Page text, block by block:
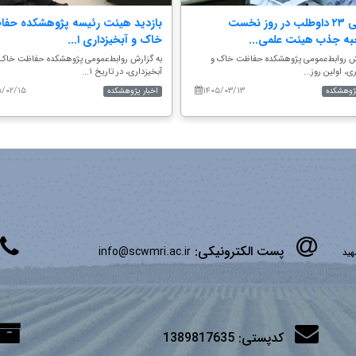
بازدید هیئت رئیسه پژوهشکده
خاک و آبخیزداری ا...
به گزارش روابط‌عمومی پژوهشکده حفاظت
آبخیزداری، در تاریخ ۱...
۱۴۰۵/
اخبار پژوهشکده
ارزیابی ۲۳ داوطلب در روز نخست
جذب هیئت علمی...
روابط‌عمومی پژوهشکده حفاظت خاک و
اولین روز...
۱۴۰۵/۰۳/۱۳
پست الکترونیکی:info@scwmri.ac.ir
کدپستی:1389817635